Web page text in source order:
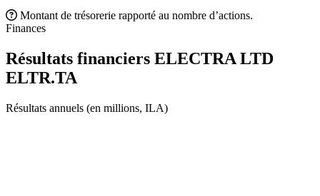
Montant de trésorerie rapporté au nombre d’actions.
Finances
Résultats financiers ELECTRA LTD
ELTR.TA
Résultats annuels (en millions, ILA)